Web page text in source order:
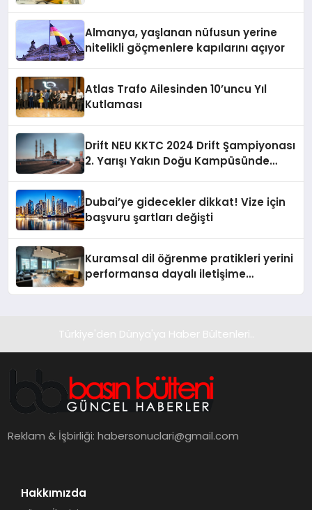
Almanya, yaşlanan nüfusun yerine
nitelikli göçmenlere kapılarını açıyor
Atlas Trafo Ailesinden 10’uncu Yıl
Kutlaması
Drift NEU KKTC 2024 Drift Şampiyonası
2. Yarışı Yakın Doğu Kampüsünde
Dubai’ye gidecekler dikkat! Vize için
başvuru şartları değişti
Kuramsal dil öğrenme pratikleri yerini
performansa dayalı iletişime
Türkiye'den Dünya'ya Haber Bültenleri..
Reklam & İşbirliği:habersonuclari@gmail.com
Hakkımızda